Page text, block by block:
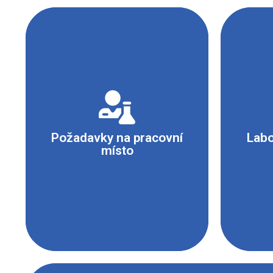
Požadavky na pracovní
místo
- Laboratoř
- Stabilní pracovní stůl
- Pracovní tác s vyměnitelným